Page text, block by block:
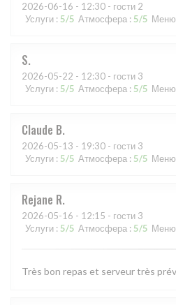
2026-06-16 - 12:30 - гости 2
Услуги : 5/5 Атмосфера : 5/5 Меню
S
2026-05-22 - 12:30 - гости 3
Услуги : 5/5 Атмосфера : 5/5 Меню
Claude B
2026-05-13 - 19:30 - гости 3
Услуги : 5/5 Атмосфера : 5/5 Меню
Rejane R
2026-05-16 - 12:15 - гости 3
Услуги : 5/5 Атмосфера : 5/5 Меню
Très bon repas et serveur très